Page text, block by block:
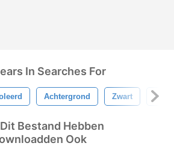
In Searches For
Achtergrond Zwart
Bestand Hebben
Ook